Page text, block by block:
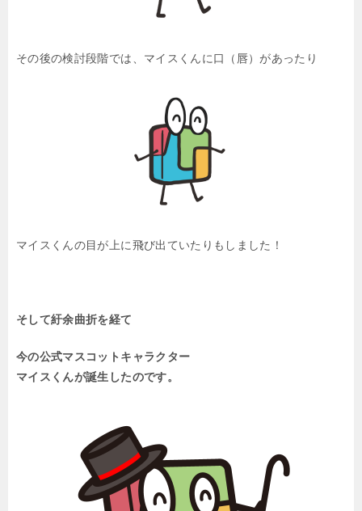
その後の検討段階では、マイスくんに口（唇）があったり
マイスくんの目が上に飛び出ていたりもしました！
そして紆余曲折を経て
今の公式マスコットキャラクター
マイスくんが誕生したのです。